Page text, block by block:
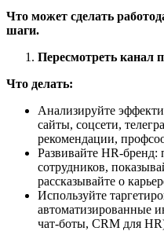
Что может сделать
шаги.
Пересмотреть канал
Что делать:
Анализируйте
сайты, соцсети,
рекомендации,
Развивайте HR-бренд:
сотрудников,
рассказывайте о
Используйте
автоматизированные
чат-боты, CRM для